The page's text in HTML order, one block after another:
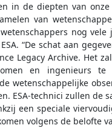
in de diepten van
van
nog
“De schat aan
Legacy Archive. Het
en ingenieurs
wetenschappelijke
ESA-technici zullen
een speciale
volgens de belofte